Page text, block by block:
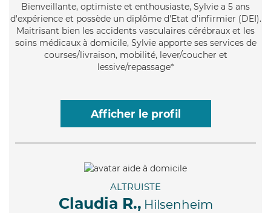
Bienveillante, optimiste et enthousiaste, Sylvie a 5 ans
d'expérience et possède un diplôme d'Etat d'infirmier (DEI).
Maitrisant bien les accidents vasculaires cérébraux et les
soins médicaux à domicile, Sylvie apporte ses services de
courses/livraison, mobilité, lever/coucher et
lessive/repassage*
Afficher le profil
ALTRUISTE
Claudia R., Hilsenheim